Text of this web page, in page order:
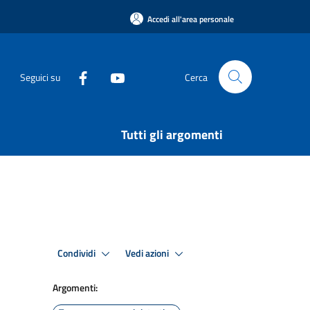
Accedi all'area personale
Seguici su Cerca
Tutti gli argomenti
Condividi Vedi azioni
Argomenti: